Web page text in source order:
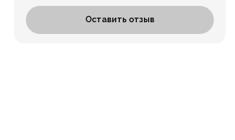
Оставить отзыв